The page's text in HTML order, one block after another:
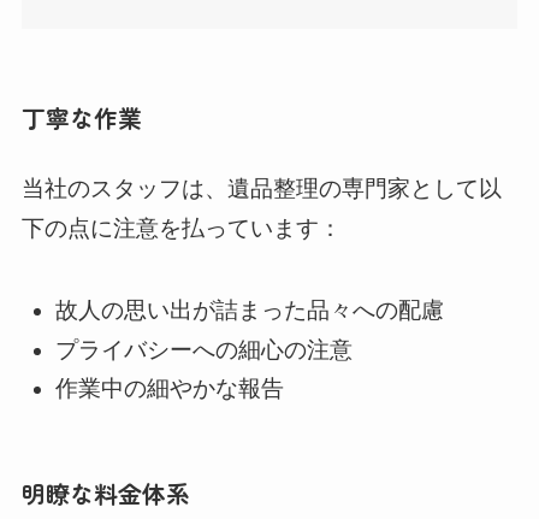
丁寧な作業
当社のスタッフは、遺品整理の専門家として以
下の点に注意を払っています：
故人の思い出が詰まった品々への配慮
プライバシーへの細心の注意
作業中の細やかな報告
明瞭な料金体系